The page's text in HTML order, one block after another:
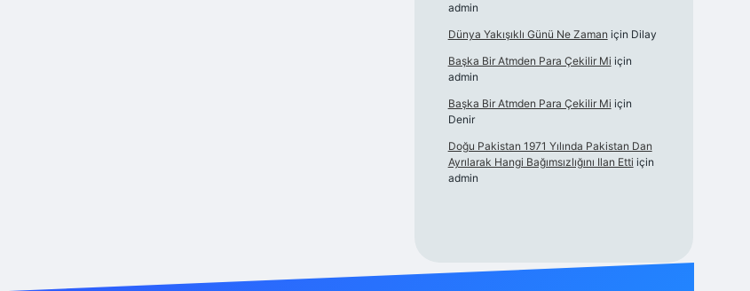
admin
Dünya Yakışıklı Günü Ne Zaman için Dilay
Başka Bir Atmden Para Çekilir Mi için
admin
Başka Bir Atmden Para Çekilir Mi için
Denir
Doğu Pakistan 1971 Yılında Pakistan Dan
Ayrılarak Hangi Bağımsızlığını Ilan Etti için
admin